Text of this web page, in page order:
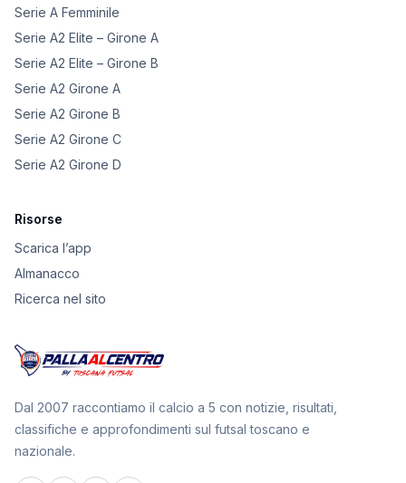
Serie A Femminile
Serie A2 Elite – Girone A
Serie A2 Elite – Girone B
Serie A2 Girone A
Serie A2 Girone B
Serie A2 Girone C
Serie A2 Girone D
Risorse
Scarica l’app
Almanacco
Ricerca nel sito
Dal 2007 raccontiamo il calcio a 5 con notizie, risultati,
classifiche e approfondimenti sul futsal toscano e
nazionale.